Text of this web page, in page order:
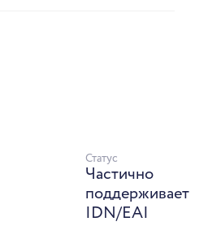
Статус
Частично
поддерживает
IDN/EAI